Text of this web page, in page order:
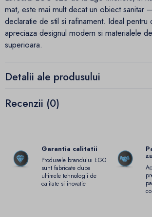
mat, este mai mult decat un obiect sanitar
declaratie de stil si rafinament. Ideal pentru
apreciaza designul modern si materialele
superioara.
Detalii ale produsului
Recenzii (0)
Garantia calitatii
Produsele brandului EGO
sunt fabricate dupa
ultimele tehnologii de
calitate si inovatie